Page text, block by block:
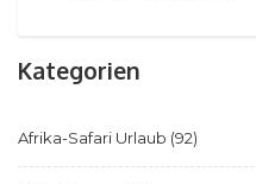
Kategorien
Afrika-Safari Urlaub (92)